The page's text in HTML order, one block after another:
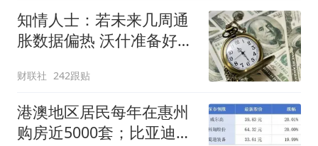
知情人士：若未来几周通
胀数据偏热 沃什准备好加
财联社 242跟贴
港澳地区居民每年在惠州
购房近5000套；比亚迪销